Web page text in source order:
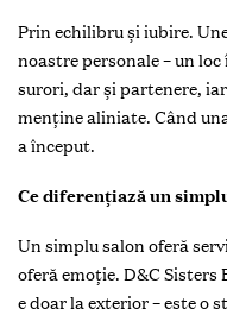
Prin echilibru și iubire.
noastre personale – un
surori, dar și partenere,
menține aliniate. Când
a început.
Ce diferențiază un
Un simplu salon oferă
oferă emoție. D&C Sisters
e doar la exterior – este o